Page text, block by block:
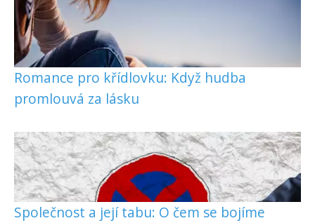
Romance pro křídlovku: Když hudba
promlouvá za lásku
Společnost a její tabu: O čem se bojíme